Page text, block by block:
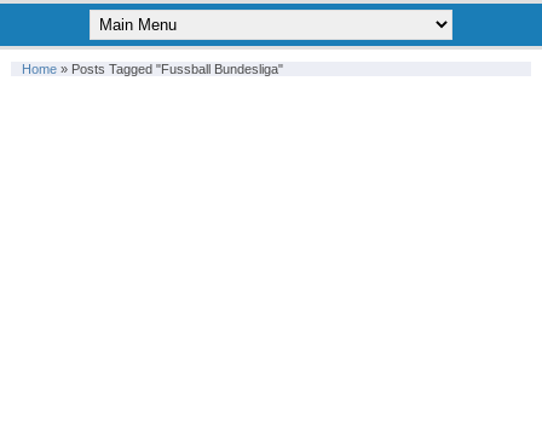
Home» Posts Tagged "fussball Bundesliga"